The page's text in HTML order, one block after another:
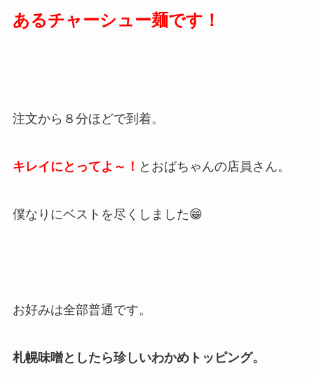
あるチャーシュー麺です！
注文から８分ほどで到着。
キレイにとってよ～！ とおばちゃんの店員さん。
僕なりにベストを尽くしました😁
お好みは全部普通です。
札幌味噌としたら珍しいわかめトッピング。